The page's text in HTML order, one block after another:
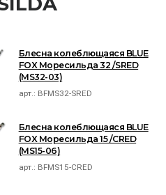
Блесна колеблющаяся BLUE
FOX Моресильда 32 /SRED
(MS32-03)
арт.: BFMS32-SRED
Блесна колеблющаяся BLUE
FOX Моресильда 15 /CRED
(MS15-06)
арт.: BFMS15-CRED